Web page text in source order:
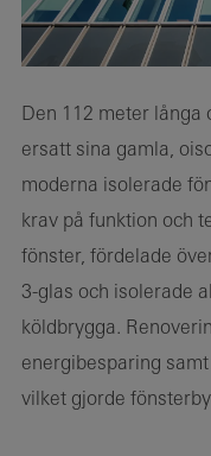
Den 112 meter långa
ersatt sina gamla,
moderna isolerade
krav på funktion och
fönster, fördelade
3-glas och isolerade
köldbrygga.
energibesparing
vilket gjorde